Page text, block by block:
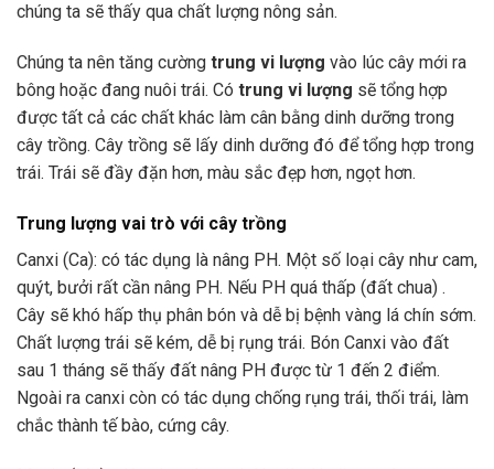
chúng ta sẽ thấy qua chất lượng nông sản.
Chúng ta nên tăng cường trung vi lượng vào lúc cây mới ra
bông hoặc đang nuôi trái. Có trung vi lượng sẽ tổng hợp
được tất cả các chất khác làm cân bằng dinh dưỡng trong
cây trồng. Cây trồng sẽ lấy dinh dưỡng đó để tổng hợp trong
trái. Trái sẽ đầy đặn hơn, màu sắc đẹp hơn, ngọt hơn.
Trung lượng vai trò với cây trồng
Canxi (Ca): có tác dụng là nâng PH. Một số loại cây như cam,
quýt, bưởi rất cần nâng PH. Nếu PH quá thấp (đất chua) .
Cây sẽ khó hấp thụ phân bón và dễ bị bệnh vàng lá chín sớm.
Chất lượng trái sẽ kém, dễ bị rụng trái. Bón Canxi vào đất
sau 1 tháng sẽ thấy đất nâng PH được từ 1 đến 2 điểm.
Ngoài ra canxi còn có tác dụng chống rụng trái, thối trái, làm
chắc thành tế bào, cứng cây.